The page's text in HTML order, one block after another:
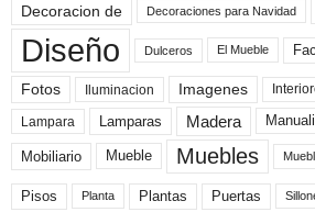
Decoracion de Decoraciones para Navidad
Diseño Dulceros El Mueble
Fotos Iluminacion Imagenes
Lampara Lamparas Madera
Mobiliario Mueble Muebles
Pisos Planta Plantas Puertas